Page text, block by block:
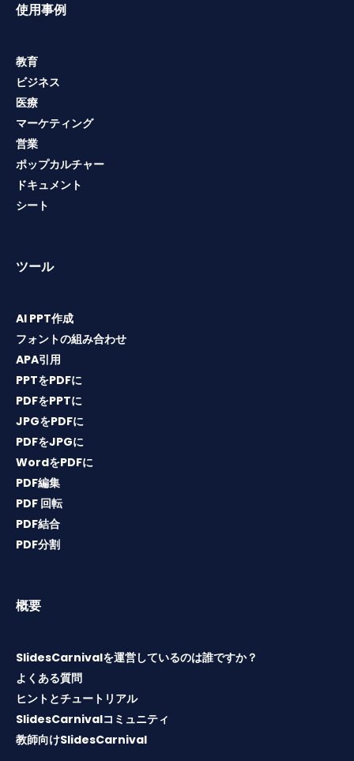
使用事例
教育
ビジネス
医療
マーケティング
営業
ポップカルチャー
ドキュメント
シート
ツール
AI PPT作成
フォントの組み合わせ
APA引用
PPTをPDFに
PDFをPPTに
JPGをPDFに
PDFをJPGに
WordをPDFに
PDF編集
PDF 回転
PDF結合
PDF分割
概要
SlidesCarnivalを運営しているのは誰ですか？
よくある質問
ヒントとチュートリアル
SlidesCarnivalコミュニティ
教師向けSlidesCarnival